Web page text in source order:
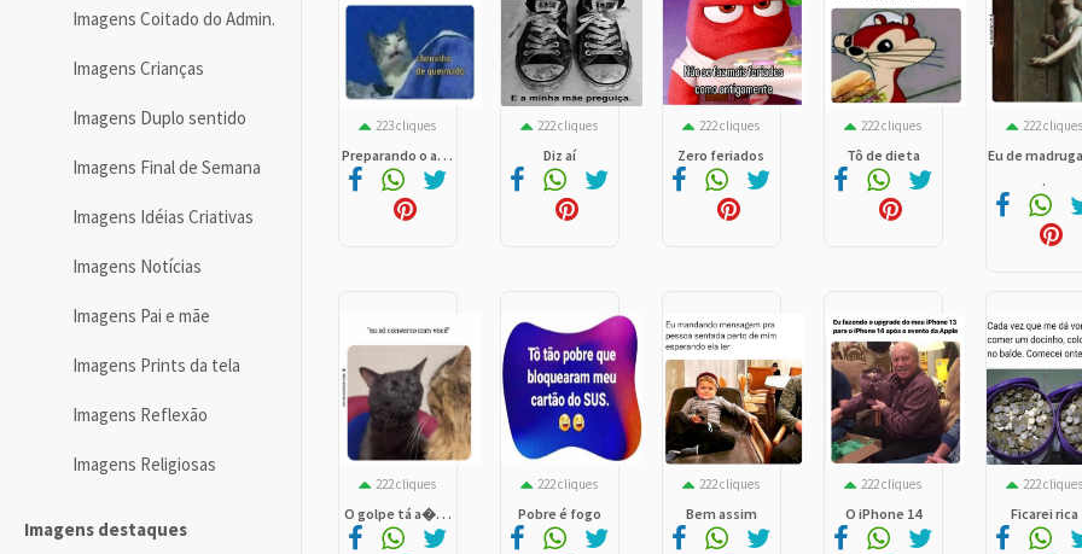
Imagens Coitado do Admin.
Imagens Crianças
Imagens Duplo sentido
Imagens Final de Semana
Imagens Idéias Criativas
Imagens Notícias
Imagens Pai e mãe
Imagens Prints da tela
Imagens Reflexão
Imagens Religiosas
Imagens destaques
223 cliques
Preparando o a. . .
222 cliques
Diz aí
222 cliques
Zero feriados
222 cliques
Tô de dieta
222 cliques
Eu de
.
222 cliques
O golpe tá a�. . .
222 cliques
Pobre é fogo
222 cliques
Bem assim
222 cliques
O iPhone 14
222 cliques
Ficarei rica